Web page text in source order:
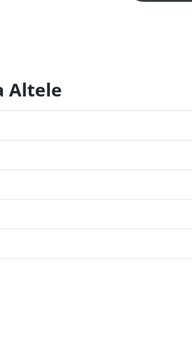
Altele